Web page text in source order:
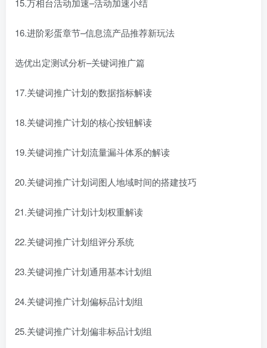
15.万相台活动加速–活动加速小结
16.进阶彩蛋章节–信息流产品推荐新玩法
选优出定测试分析–关键词推广篇
17.关键词推广计划的数据指标解读
18.关键词推广计划的核心按钮解读
19.关键词推广计划流量漏斗体系的解读
20.关键词推广计划词图人地域时间的搭建技巧
21.关键词推广计划计划权重解读
22.关键词推广计划组评分系统
23.关键词推广计划通用基本计划组
24.关键词推广计划偏标品计划组
25.关键词推广计划偏非标品计划组